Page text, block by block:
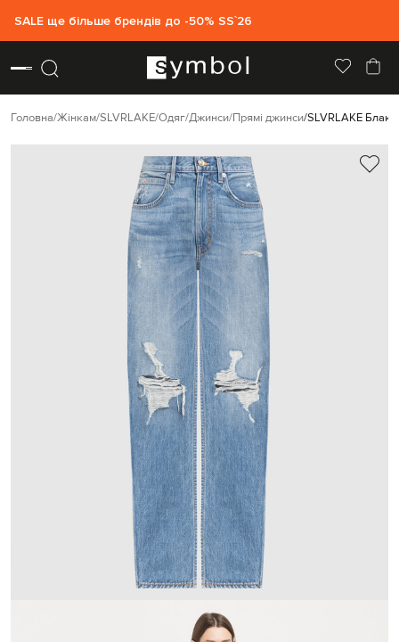
SALE ще більше брендів до -50% SS`26
Головна Жінкам SLVRLAKE Одяг Джинси Прямі джинси SLVRLAKE